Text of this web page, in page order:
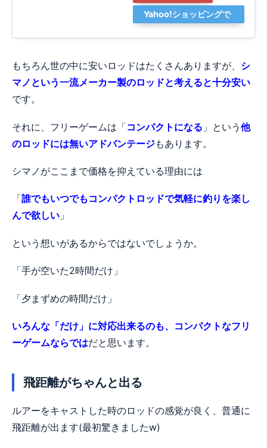
Yahoo!ショッピングで
もちろん世の中に安いロッドはたくさんありますが、 シ
マノという一流メーカー製のロッドと考えると十分安い
です。
それに、フリーゲームは「コンパクトになる 」という 他
のロッドには無いアドバンテージもあります。
シマノがここまで価格を抑えている理由には
「誰でもいつでもコンパクトロッドで気軽に釣りを楽し
んで欲しい 」
という想いがあるからではないでしょうか。
「手が空いた2時間だけ」
「夕まずめの時間だけ」
いろんな「だけ」に対応出来るのも、コンパクトなフリ
ーゲームならではだと思います。
飛距離がちゃんと出る
ルアーをキャストした時のロッドの感覚が良く、普通に
飛距離が出ます(最初驚きましたw)